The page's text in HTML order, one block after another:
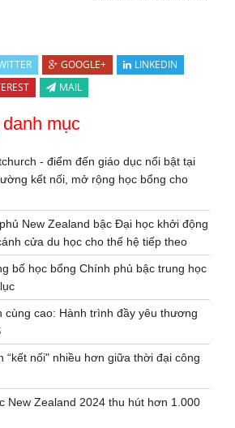
GOOGLE+
LINKEDIN
MAIL
mục
- điểm đến giáo dục nổi bật tại
kết nối, mở rộng học bổng cho
New Zealand bậc Đại học khởi động
cửa du học cho thế hệ tiếp theo
bố học bổng Chính phủ bậc trung học
cùng cao: Hành trình đầy yêu thương
“kết nối" nhiều hơn giữa thời đại công
New Zealand 2024 thu hút hơn 1.000